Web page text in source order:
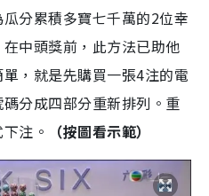
分累積多寶七千萬的2位幸
中頭獎前，此方法已助他
，就是先購買一張4注的電
分成四部分重新排列。重
注。
（按圖看示範）